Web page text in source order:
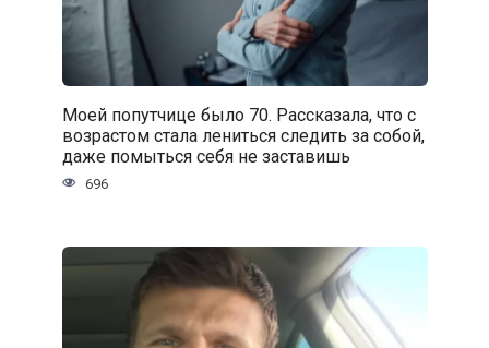
Моей попутчице было 70. Рассказала, что с
возрастом стала лениться следить за собой,
даже помыться себя не заставишь
696